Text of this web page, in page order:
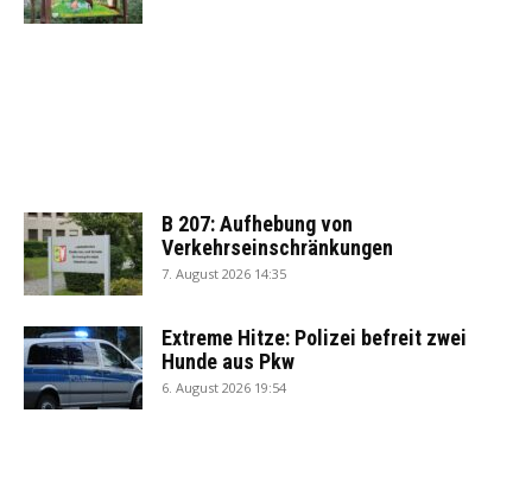
B 207: Aufhebung von
Verkehrseinschränkungen
7. August 2026 14:35
Extreme Hitze: Polizei befreit zwei
Hunde aus Pkw
6. August 2026 19:54